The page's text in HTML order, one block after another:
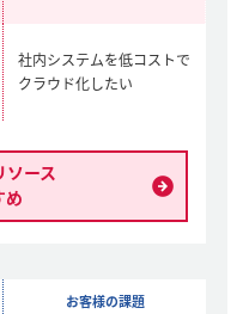
社内システムを低コストで
クラウド化したい
ソース
め
お客様の課題